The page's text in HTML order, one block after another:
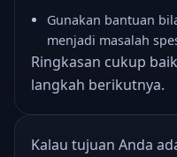
Gunakan bantuan
menjadi masalah
Ringkasan cukup
langkah berikutnya.
Kalau tujuan Anda